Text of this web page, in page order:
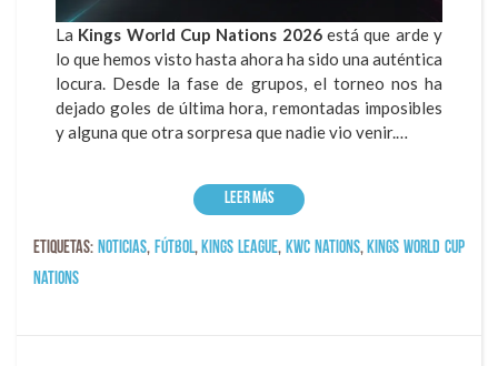
La Kings World Cup Nations 2026está que arde y
lo que hemos visto hasta ahora ha sido una auténtica
locura. Desde la fase de grupos, el torneo nos ha
dejado goles de última hora, remontadas imposibles
y alguna que otra sorpresa que nadie vio venir.…
Leer más
Etiquetas: Noticias, fútbol, kings league, KWC Nations, Kings World Cup
Nations